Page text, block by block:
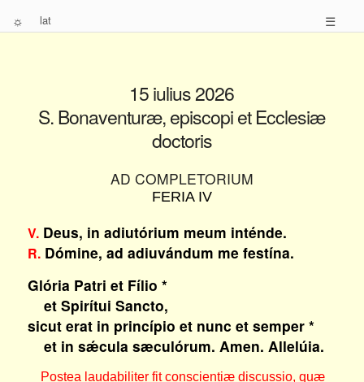
☼ lat ☰
15 iulius 2026
S. Bonaventuræ, episcopi et Ecclesiæ
doctoris
AD COMPLETORIUM
FERIA IV
V.Deus, in adiutórium meum inténde.
R.Dómine, ad adiuvándum me festína.
Glória Patri et Fílio *
et Spirítui Sancto,
sicut erat in princípio et nunc et semper *
et in sǽcula sæculórum. Amen. Allelúia.
Postea laudabiliter fit conscientiæ discussio, quæ